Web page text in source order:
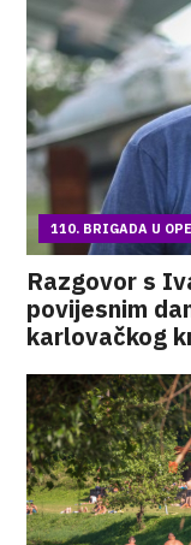
110. BRIGADA U
Razgovor s
povijesnim
karlovačkog